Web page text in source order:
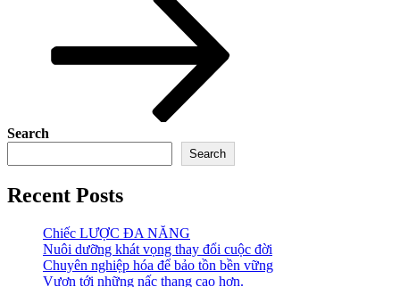
Search
Search
Recent Posts
Chiếc LƯỢC ĐA NĂNG
Nuôi dưỡng khát vọng thay đổi cuộc đời
Chuyên nghiệp hóa để bảo tồn bền vững
Vươn tới những nấc thang cao hơn.